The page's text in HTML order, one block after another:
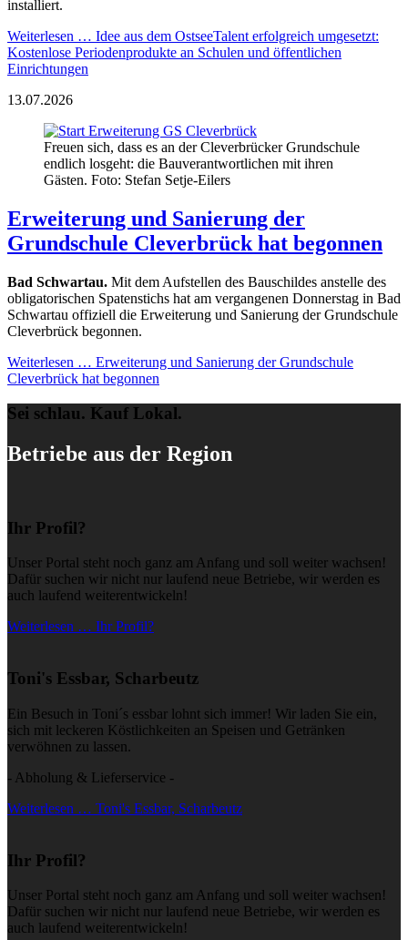
installiert.
Weiterlesen … Idee aus dem OstseeTalent erfolgreich umgesetzt:
Kostenlose Periodenprodukte an Schulen und öffentlichen
Einrichtungen
13.07.2026
Freuen sich, dass es an der Cleverbrücker Grundschule
endlich losgeht: die Bauverantwortlichen mit ihren
Gästen. Foto: Stefan Setje-Eilers
Erweiterung und Sanierung der
Grundschule Cleverbrück hat begonnen
Bad Schwartau. Mit dem Aufstellen des Bauschildes anstelle des
obligatorischen Spatenstichs hat am vergangenen Donnerstag in Bad
Schwartau offiziell die Erweiterung und Sanierung der Grundschule
Cleverbrück begonnen.
Weiterlesen … Erweiterung und Sanierung der Grundschule
Cleverbrück hat begonnen
Sei schlau. Kauf Lokal.
Betriebe aus der Region
Ihr Profil?
Unser Portal steht noch ganz am Anfang und soll weiter wachsen!
Dafür suchen wir nicht nur laufend neue Betriebe, wir werden es
auch laufend weiterentwickeln!
Weiterlesen … Ihr Profil?
Toni's Essbar, Scharbeutz
Ein Besuch in Toni´s essbar lohnt sich immer! Wir laden Sie ein,
sich mit leckeren Köstlichkeiten an Speisen und Getränken
verwöhnen zu lassen.
- Abholung & Lieferservice -
Weiterlesen … Toni's Essbar, Scharbeutz
Ihr Profil?
Unser Portal steht noch ganz am Anfang und soll weiter wachsen!
Dafür suchen wir nicht nur laufend neue Betriebe, wir werden es
auch laufend weiterentwickeln!